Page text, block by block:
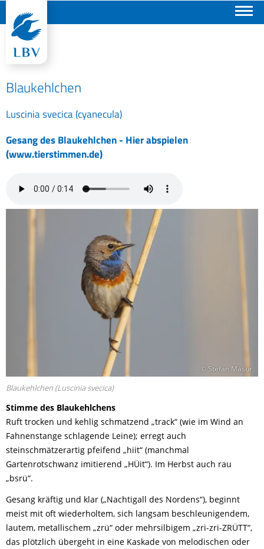
Blaukehlchen
Luscinia svecica (cyanecula)
Gesang des Blaukehlchen - Hier abspielen
(www.tierstimmen.de)
© Stefan Masur
Blaukehlchen (Luscinia svecica)
Stimme des Blaukehlchens
Ruft trocken und kehlig schmatzend „track“ (wie im Wind an
Fahnenstange schlagende Leine); erregt auch
steinschmätzerartig pfeifend „hiit“ (manchmal
Gartenrotschwanz imitierend „HÜit“). Im Herbst auch rau
„bsrü“.
Gesang kräftig und klar („Nachtigall des Nordens“), beginnt
meist mit oft wiederholtem, sich langsam beschleunigendem,
lautem, metallischem „zrü“ oder mehrsilbigem „zri-zri-ZRÜTT“,
das plötzlich übergeht in eine Kaskade von melodischen oder